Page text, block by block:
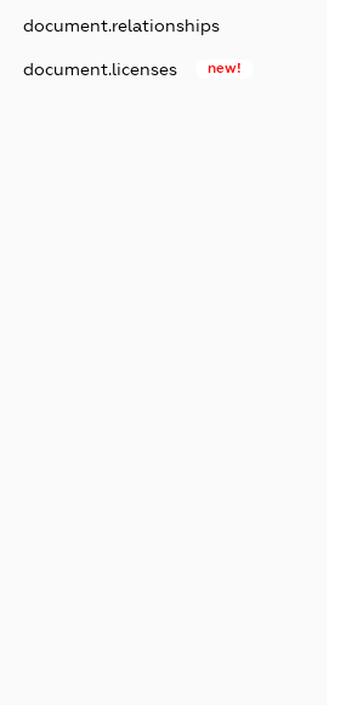
document.relationships
document.licenses new!